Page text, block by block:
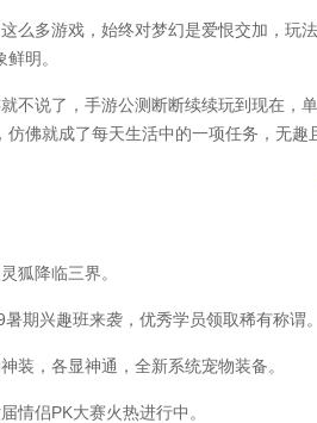
多游戏，始终对梦幻是爱恨交加，玩法
明。
说了，手游公测断断续续玩到现在，单
仿佛就成了每天生活中的一项任务，无
降临三界。
兴趣班来袭，优秀学员领取稀有称谓。
，各显神通，全新系统宠物装备。
侣PK大赛火热进行中。